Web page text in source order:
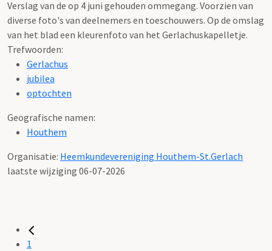
Verslag van de op 4 juni gehouden ommegang. Voorzien van
diverse foto's van deelnemers en toeschouwers. Op de omslag
van het blad een kleurenfoto van het Gerlachuskapelletje.
Trefwoorden:
Gerlachus
jubilea
optochten
Geografische namen:
Houthem
Organisatie: Heemkundevereniging Houthem-St.Gerlach
laatste wijziging 06-07-2026
1